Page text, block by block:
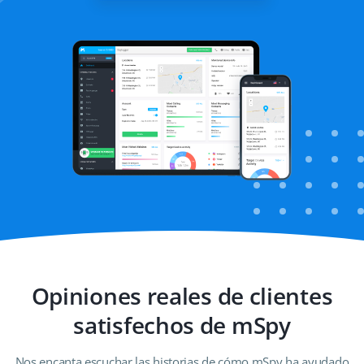
Opiniones reales de clientes
satisfechos de mSpy